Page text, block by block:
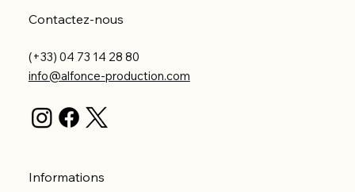
Contactez-nous
(+33) 04 73 14 28 80
info@alfonce-production.com
Informations